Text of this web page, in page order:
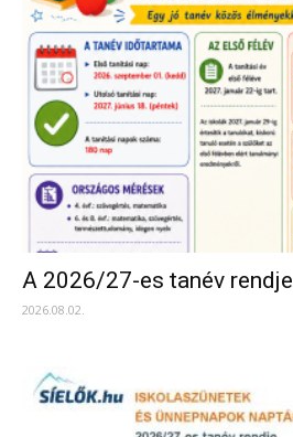
A 2026/27-es tanév rendje
2026.08.02.